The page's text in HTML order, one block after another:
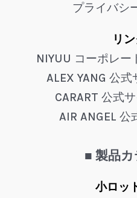
プライバシ
リ
NIYUU コーポレー
ALEX YANG 公式
CARART 公式
AIR ANGEL 公
■ 製品
小ロッ